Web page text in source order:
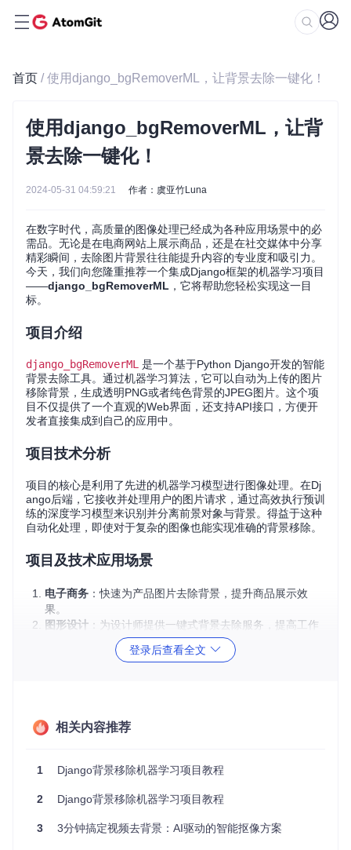
首页 / 使用django_bgRemoverML，让背景去除一键化！
使用django_bgRemoverML，让背
景去除一键化！
2024-05-31 04:59:21 作者：虞亚竹Luna
在数字时代，高质量的图像处理已经成为各种应用场景中的必
需品。无论是在电商网站上展示商品，还是在社交媒体中分享
精彩瞬间，去除图片背景往往能提升内容的专业度和吸引力。
今天，我们向您隆重推荐一个集成Django框架的机器学习项目
——django_bgRemoverML ，它将帮助您轻松实现这一目
标。
项目介绍
django_bgRemoverML 是一个基于Python Django开发的智能
背景去除工具。通过机器学习算法，它可以自动为上传的图片
移除背景，生成透明PNG或者纯色背景的JPEG图片。这个项
目不仅提供了一个直观的Web界面，还支持API接口，方便开
发者直接集成到自己的应用中。
项目技术分析
项目的核心是利用了先进的机器学习模型进行图像处理。在Dj
ango后端，它接收并处理用户的图片请求，通过高效执行预训
练的深度学习模型来识别并分离前景对象与背景。得益于这种
自动化处理，即使对于复杂的图像也能实现准确的背景移除。
项目及技术应用场景
电子商务 ：快速为产品图片去除背景，提升商品展示效
果。
图形设计 ：为设计师提供一键式背景去除服务，提高工作
：创建无背景个人头像或动态贴图，增加互动趣
项目特点
简单易用：只需通过POST请求发送Base64编码的图像，
跨平台：支持Linux操作系统，适应性强。
开源社区活跃：欢迎贡献代码，不断优化项目功能。
登录后查看全文
相关内容推荐
1 Django背景移除机器学习项目教程
2 Django背景移除机器学习项目教程
3 3分钟搞定视频去背景：AI驱动的智能抠像方案